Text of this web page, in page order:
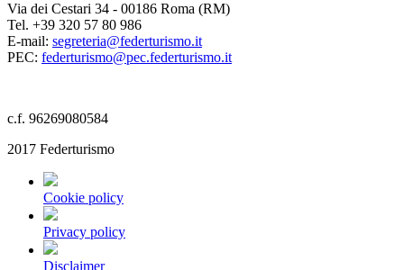
Via dei Cestari 34 - 00186 Roma (RM)
Tel. +39 320 57 80 986
E-mail: segreteria@federturismo.it
PEC: federturismo@pec.federturismo.it
c.f. 96269080584
2017 Federturismo
Cookie policy
Privacy policy
Disclaimer